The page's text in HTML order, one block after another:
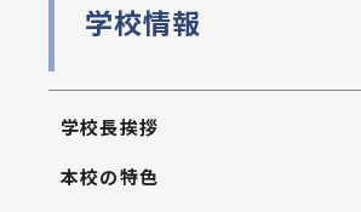
学校情報
学校長挨拶
本校の特色